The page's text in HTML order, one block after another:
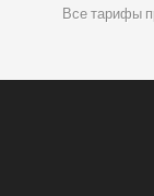
Все тарифы